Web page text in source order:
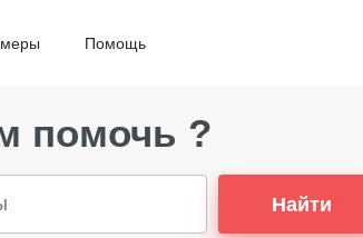
Помощь
помочь ?
Найти